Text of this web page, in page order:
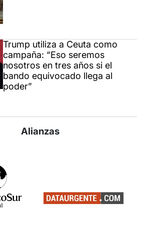
Trump utiliza a Ceuta como
campaña: “Eso seremos
nosotros en tres años si el
bando equivocado llega al
poder”
Alianzas